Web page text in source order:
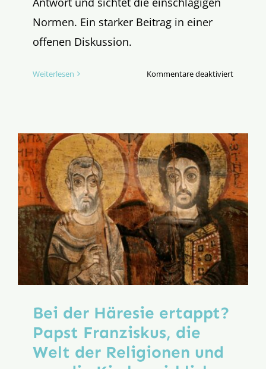
Normen. Ein starker Beitrag in einer
offenen Diskussion.
Weiterlesen Kommentare deaktiviertfür
Lehramt
–
ja
oder
nein?
Bei der Häresie ertappt?
Papst Franziskus, die
Welt der Religionen und